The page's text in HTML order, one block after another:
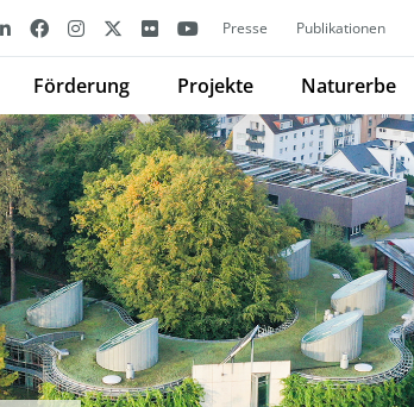
Presse Publikationen
Förderung Projekte Naturerbe